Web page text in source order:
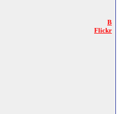
B
Flickr